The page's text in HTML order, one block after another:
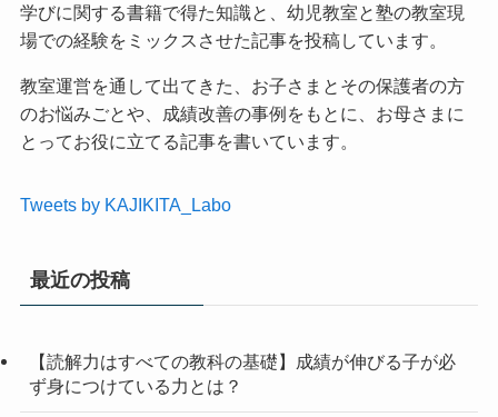
学びに関する書籍で得た知識と、幼児教室と塾の教室現
場での経験をミックスさせた記事を投稿しています。
教室運営を通して出てきた、お子さまとその保護者の方
のお悩みごとや、成績改善の事例をもとに、お母さまに
とってお役に立てる記事を書いています。
Tweets by KAJIKITA_Labo
最近の投稿
【読解力はすべての教科の基礎】成績が伸びる子が必
ず身につけている力とは？